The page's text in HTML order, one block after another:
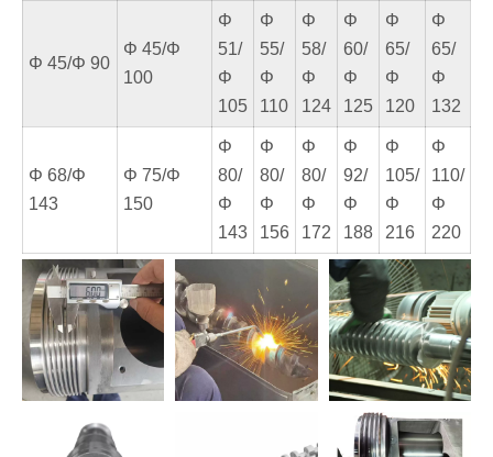
Φ 45/Φ 90
Φ 45/Φ
100
Φ
51/
Φ
105
Φ
55/
Φ
110
Φ
58/
Φ
124
Φ
60/
Φ
125
Φ
65/
Φ
120
Φ
65/
Φ
132
Φ 68/Φ
143
Φ 75/Φ
150
Φ
80/
Φ
143
Φ
80/
Φ
156
Φ
80/
Φ
172
Φ
92/
Φ
188
Φ
105/
Φ
216
Φ
110/
Φ
220